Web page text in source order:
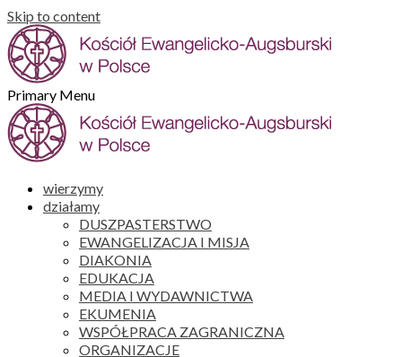
Skip to content
Primary Menu
wierzymy
działamy
DUSZPASTERSTWO
EWANGELIZACJA I MISJA
DIAKONIA
EDUKACJA
MEDIA I WYDAWNICTWA
EKUMENIA
WSPÓŁPRACA ZAGRANICZNA
ORGANIZACJE